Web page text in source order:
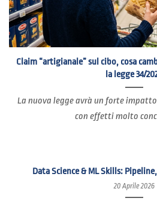
Claim “artigianale” sul cibo, cosa
la legge 34/
La nuova legge avrà un forte
con effetti molto
Data Science & ML Skills:
20 Aprile 2026